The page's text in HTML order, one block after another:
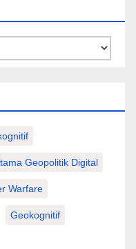
Geopolitik Digital
Warfare
Geokognitif